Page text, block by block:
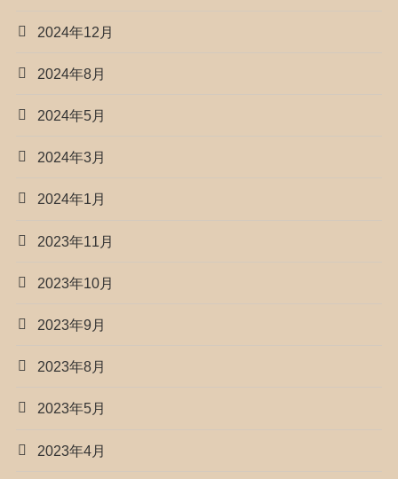
2024年12月
2024年8月
2024年5月
2024年3月
2024年1月
2023年11月
2023年10月
2023年9月
2023年8月
2023年5月
2023年4月